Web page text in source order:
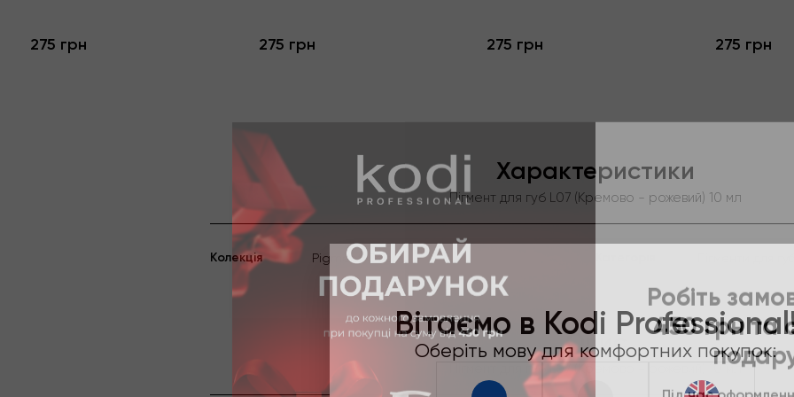
Вітаємо в Kodi
Оберіть мову для комфортних покупок:
275 грн 275 грн 275 грн 275 грн
Характеристики
Пігмент для губ L07 (Кремово - рожевий) 10 мл
Kолекція Pigment Color
Опис
Пігмент для губ L07 (Кремово - рожевий) 10 мл
Робіть
450 грн та
Під час